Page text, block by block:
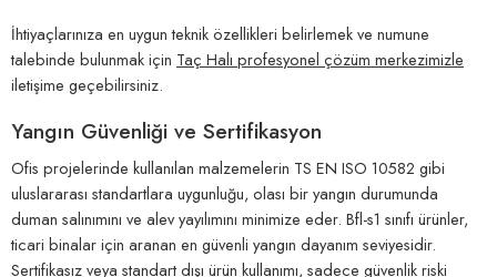
İhtiyaçlarınıza en uygun teknik özellikleri belirlemek ve numune
talebinde bulunmak için Taç Halı profesyonel çözüm merkezimizle
iletişime geçebilirsiniz.
Yangın Güvenliği ve Sertifikasyon
Ofis projelerinde kullanılan malzemelerin TS EN ISO 10582 gibi
uluslararası standartlara uygunluğu, olası bir yangın durumunda
duman salınımını ve alev yayılımını minimize eder. Bfl-s1 sınıfı ürünler,
ticari binalar için aranan en güvenli yangın dayanım seviyesidir.
Sertifikasız veya standart dışı ürün kullanımı, sadece güvenlik riski